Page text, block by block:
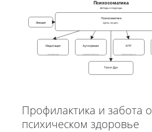
Психосоматика
методы и подходы
Эмоции
Психосоматика
Цель: исцел.
Медитация Аутотренинг КПТ
Тело+Дух
снижение самоконтроль переосмысл.
Профилактика и забота о
психическом здоровье